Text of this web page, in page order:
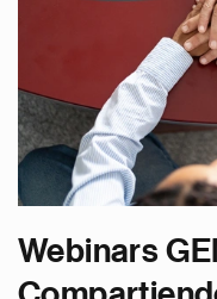
Webinars